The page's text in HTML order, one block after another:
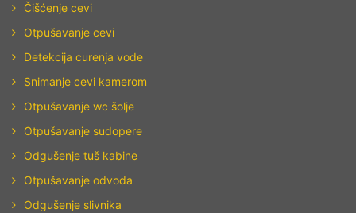
Odgušenje kanalizacije
Padinska skela
Odgušenje kanalizacije Petlovo
Brdo
Odgušenje kanalizacije Rakovica
Odgušenje kanalizacije Resnik
Čišćenje cevi
Otpušavanje cevi
Detekcija curenja vode
Snimanje cevi kamerom
Otpušavanje wc šolje
Otpušavanje sudopere
Odgušenje tuš kabine
Otpušavanje odvoda
Odgušenje slivnika